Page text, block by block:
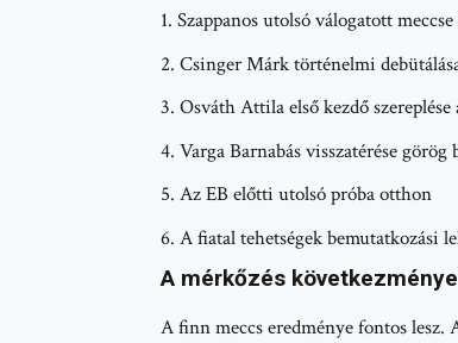
Szappanos utolsó válogatott
Csinger Márk történelmi
Osváth Attila első kezdő
Varga Barnabás visszatérése görög
Az EB előtti utolsó próba otthon
A fiatal tehetségek bemutatkozási
A mérkőzés
A finn meccs eredménye fontos